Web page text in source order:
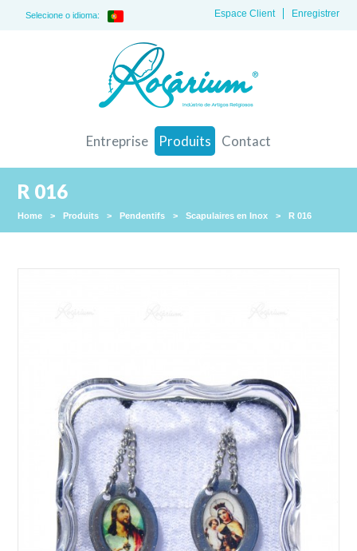
Selecione o idioma: Enregistrer
Espace Client
Entreprise Produits Contact
R 016
Home > Produits > Pendentifs > Scapulaires en Inox > R 016